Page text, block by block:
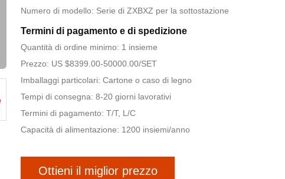
Numero di modello: Serie di ZXBXZ per la sottostazione
Termini di pagamento e di spedizione
Quantità di ordine minimo: 1 insieme
Prezzo: US $8399.00-50000.00/SET
Imballaggi particolari: Cartone o caso di legno
Tempi di consegna: 8-20 giorni lavorativi
Termini di pagamento: T/T, L/C
Capacità di alimentazione: 1200 insiemi/anno
Ottieni il miglior prezzo